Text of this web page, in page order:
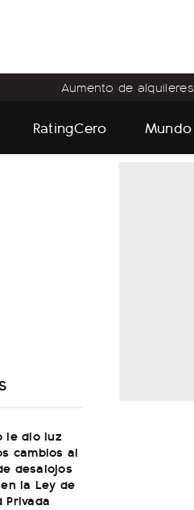
Aumento de alquileres
RatingCero Mundo
le dio luz
cambios al
desalojos
la Ley de
Privada